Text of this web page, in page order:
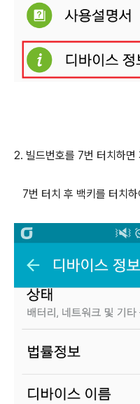
2. 빌드번호를 7번 터치하면
7번 터치 후 백키를 터치